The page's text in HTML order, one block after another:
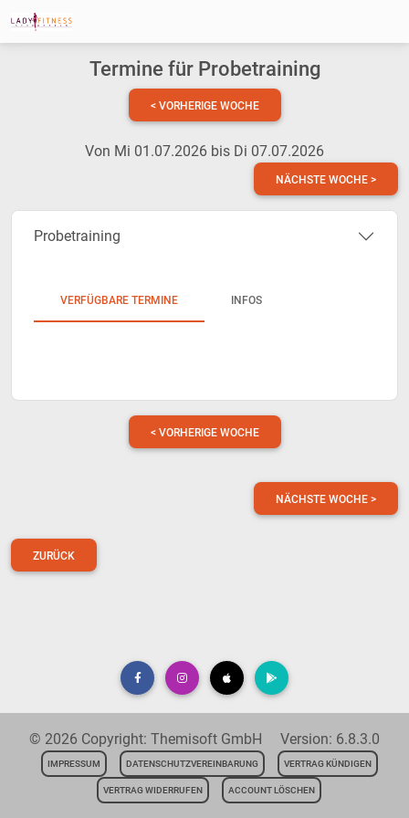
Termine für Probetraining
< VORHERIGE WOCHE
Von Mi 01.07.2026 bis Di 07.07.2026
NÄCHSTE WOCHE >
Probetraining
VERFÜGBARE TERMINE INFOS
< VORHERIGE WOCHE
NÄCHSTE WOCHE >
ZURÜCK
© 2026 Copyright: Themisoft GmbH Version: 6.8.3.0
IMPRESSUM DATENSCHUTZVEREINBARUNG VERTRAG KÜNDIGEN
VERTRAG WIDERRUFEN ACCOUNT LÖSCHEN